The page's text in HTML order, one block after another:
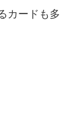
カードも多